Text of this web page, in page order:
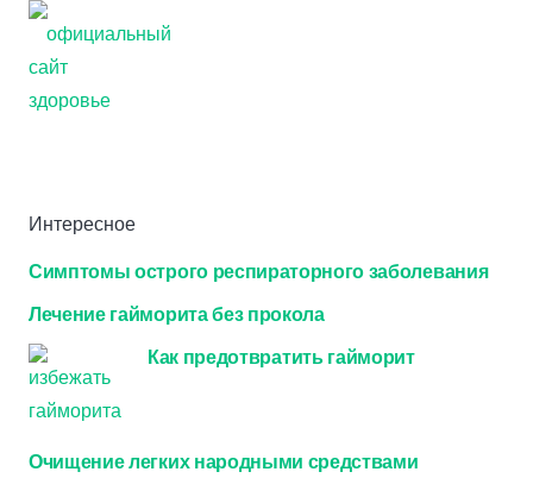
Интересное
Симптомы острого респираторного заболевания
Лечение гайморита без прокола
Как предотвратить гайморит
Очищение легких народными средствами